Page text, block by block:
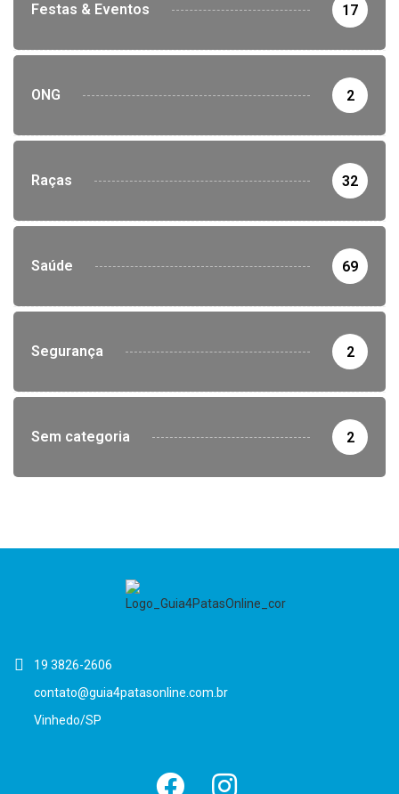
Festas & Eventos 17
ONG 2
Raças 32
Saúde 69
Segurança 2
Sem categoria 2
19 3826-2606
contato@guia4patasonline.com.br
Vinhedo/SP